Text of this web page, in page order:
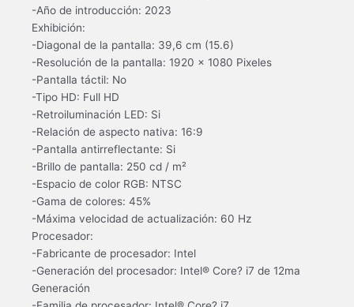
-Año de introducción: 2023
Exhibición:
-Diagonal de la pantalla: 39,6 cm (15.6)
-Resolución de la pantalla: 1920 x 1080 Pixeles
-Pantalla táctil: No
-Tipo HD: Full HD
-Retroiluminación LED: Si
-Relación de aspecto nativa: 16:9
-Pantalla antirreflectante: Si
-Brillo de pantalla: 250 cd / m²
-Espacio de color RGB: NTSC
-Gama de colores: 45%
-Máxima velocidad de actualización: 60 Hz
Procesador:
-Fabricante de procesador: Intel
-Generación del procesador: Intel® Core? i7 de 12ma
Generación